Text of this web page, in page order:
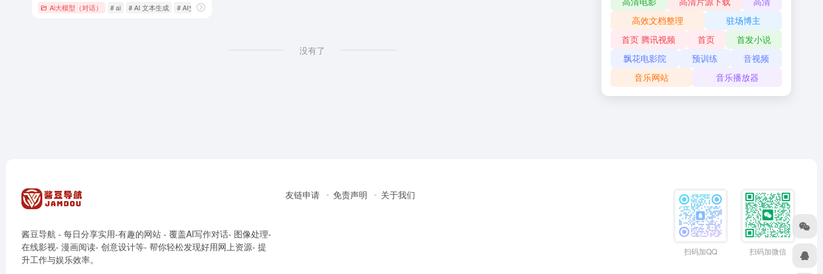
Ai大模型（对话） # ai # AI 文本生成 # AI交互
没有了
高效文档整理
驻场博主
首页 腾讯视频
首页
首发小说
飘花电影院
预训练
音视频
音乐网站
音乐播放器
酱豆导航 - 每日分享实用-有趣的网站 - 覆盖AI写作对话- 图像处理-
在线影视- 漫画阅读- 创意设计等- 帮你轻松发现好用网上资源- 提
升工作与娱乐效率。
友链申请 免责声明 关于我们
扫码加QQ 扫码加微信